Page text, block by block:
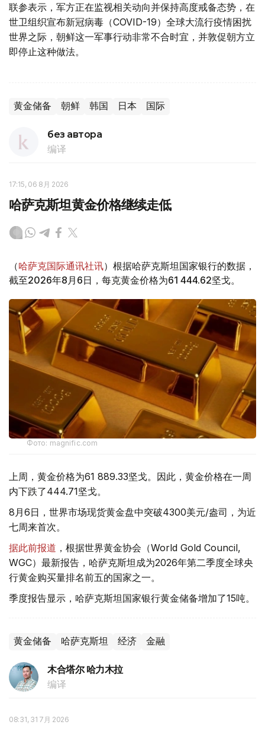
联参表示，军方正在监视相关动向并保持高度戒备态势，在
世卫组织宣布新冠病毒（COVID-19）全球大流行疫情困扰
世界之际，朝鲜这一军事行动非常不合时宜，并敦促朝方立
即停止这种做法。
黄金储备 朝鲜 韩国 日本 国际
без автора
编译
17:15, 06 8月 2026
哈萨克斯坦黄金价格继续走低
（哈萨克国际通讯社讯）根据哈萨克斯坦国家银行的数据，
截至2026年8月6日，每克黄金价格为61 444.62坚戈。
Фото: magnific.com
上周，黄金价格为61 889.33坚戈。因此，黄金价格在一周
内下跌了444.71坚戈。
8月6日，世界市场现货黄金盘中突破4300美元/盎司，为近
七周来首次。
据此前报道 ，根据世界黄金协会（World Gold Council,
WGC）最新报告，哈萨克斯坦成为2026年第二季度全球央
行黄金购买量排名前五的国家之一。
季度报告显示，哈萨克斯坦国家银行黄金储备增加了15吨。
黄金储备 哈萨克斯坦 经济 金融
木合塔尔 哈力木拉
编译
08:31, 31 7月 2026